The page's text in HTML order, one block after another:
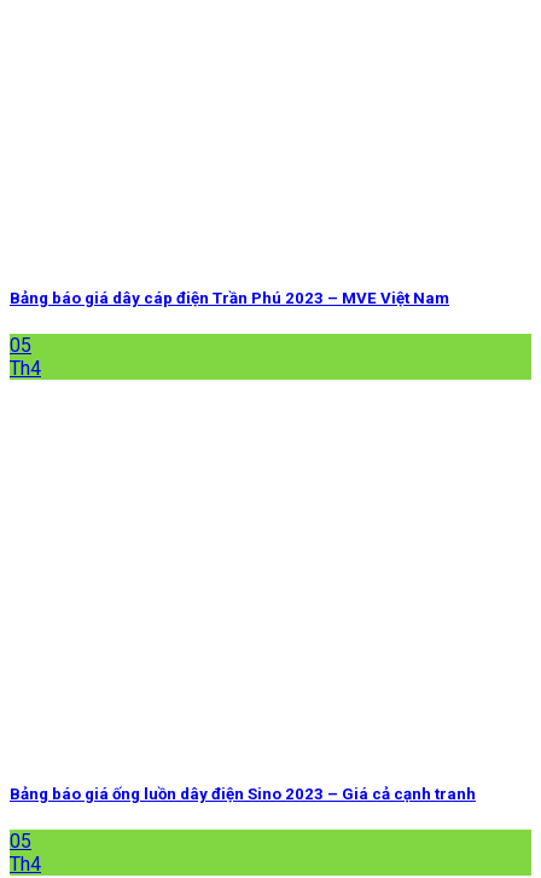
Bảng báo giá dây cáp điện Trần Phú 2023 – MVE Việt Nam
05
Th4
Bảng báo giá ống luồn dây điện Sino 2023 – Giá cả cạnh tranh
05
Th4